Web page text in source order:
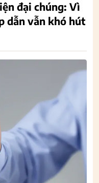
đại chúng: Vì
dẫn vẫn khó hút